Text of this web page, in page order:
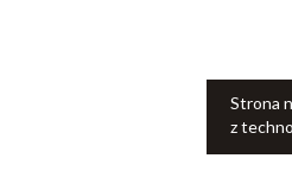
Strona
z